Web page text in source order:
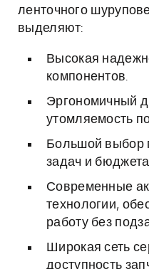
ленточного
выделяют:
Высокая
компонентов.
Эргономичный
утомляемость
Большой выбор
задач и
Современные
технологии,
работу без
Широкая сеть
доступность